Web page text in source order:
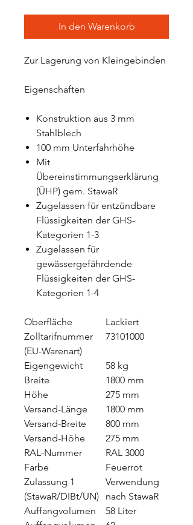
In den Warenkorb
Zur Lagerung von Kleingebinden
Eigenschaften
Konstruktion aus 3 mm
Stahlblech
100 mm Unterfahrhöhe
Mit
Übereinstimmungserklärung
(ÜHP) gem. StawaR
Zugelassen für entzündbare
Flüssigkeiten der GHS-
Kategorien 1-3
Zugelassen für
gewässergefährdende
Flüssigkeiten der GHS-
Kategorien 1-4
Oberfläche
Lackiert
Zolltarifnummer
(EU-Warenart)
73101000
Eigengewicht
58 kg
Breite
1800 mm
Höhe
275 mm
Versand-Länge
1800 mm
Versand-Breite
800 mm
Versand-Höhe
275 mm
RAL-Nummer
RAL 3000
Farbe
Feuerrot
Zulassung 1
(StawaR/DIBt/UN)
Verwendung
nach StawaR
Auffangvolumen
58 Liter